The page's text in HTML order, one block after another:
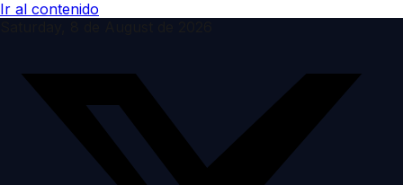
Ir al contenido